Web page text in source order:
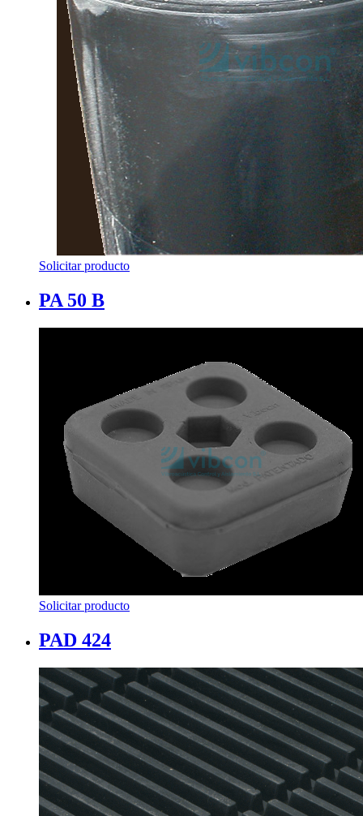
Solicitar producto
PA 50 B
Solicitar producto
PAD 424